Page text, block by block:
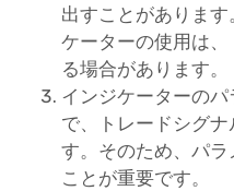
出すことがありま
ケーターの使用は
る場合があります。
インジケーターの
で、トレードシグ
す。そのため、パ
ことが重要です。